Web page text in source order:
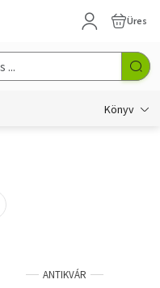
Üres
Könyv
ANTIKVÁR